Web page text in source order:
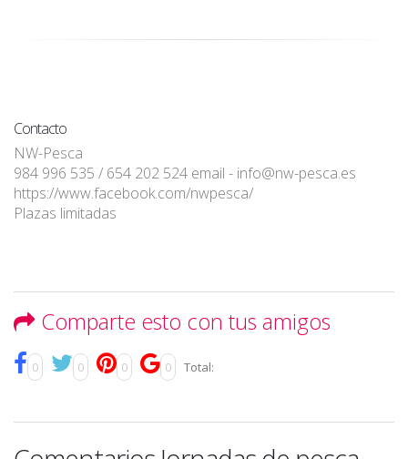
Contacto
NW-Pesca
984 996 535 / 654 202 524 email - info@nw-pesca.es
https://www.facebook.com/nwpesca/
Plazas limitadas
Comparte esto con tus amigos
0 0 0 0 Total: